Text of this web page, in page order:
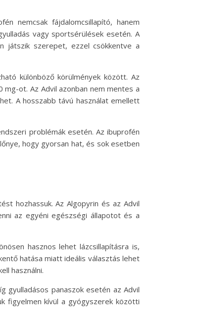
nemcsak fájdalomcsillapító, hanem
vagy sportsérülések esetén. A
játszik szerepet, ezzel csökkentve a
különböző körülmények között. Az
ot. Az Advil azonban nem mentes a
A hosszabb távú használat emellett
problémák esetén. Az ibuprofén
hogy gyorsan hat, és sok esetben
hozhassuk. Az Algopyrin és az Advil
az egyéni egészségi állapotot és a
hasznos lehet lázcsillapításra is,
hatása miatt ideális választás lehet
használni.
gyulladásos panaszok esetén az Advil
figyelmen kívül a gyógyszerek közötti